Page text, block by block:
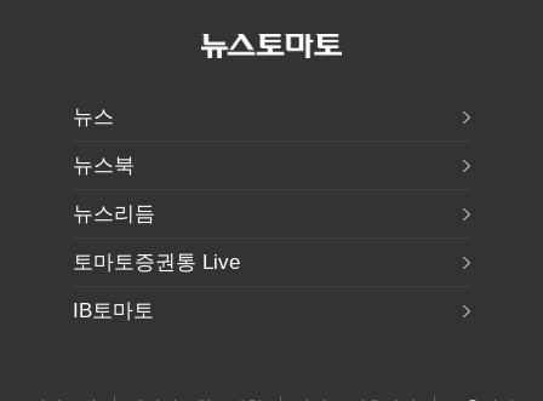
뉴스
뉴스북
뉴스리듬
토마토증권통 Live
IB토마토